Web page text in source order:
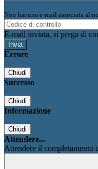
Non hai una e-mail associata al
E-mail inviata, si prega di
Errore
Chiudi
Successo
Chiudi
Informazione
Chiudi
Attendere...
Attendere il completamento